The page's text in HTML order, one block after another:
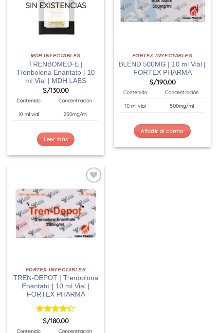
SIN EXISTENCIAS
MDH INYECTABLES
TRENBOMED-E |
Trenbolona Enantato | 10
ml Vial | MDH LABS
S/130.00
Contenido Concentración
10 ml vial 250mg/ml
Leer más
FORTEX INYECTABLES
BLEND 500MG | 10 ml Vial |
FORTEX PHARMA
S/190.00
Contenido Concentración
10 ml vial 500mg/ml
Añadir al carrito
FORTEX INYECTABLES
TREN-DEPOT | Trenbolona
Enantato | 10 ml Vial |
FORTEX PHARMA
Valorado
con
4.33
S/180.00
Contenido Concentración